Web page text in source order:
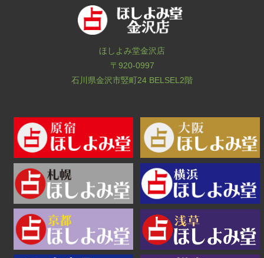
ほしよみ堂金沢店
〒920-0997
石川県金沢市竪町24 BELSEL2階